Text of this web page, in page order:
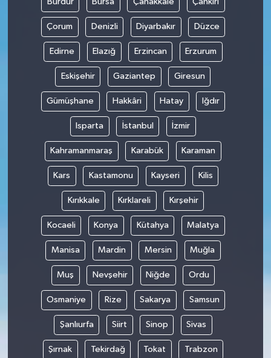
Çorum Denizli Diyarbakır Düzce
Edirne Elazığ Erzincan Erzurum
Eskişehir Gaziantep Giresun
Gümüşhane Hakkâri Hatay Iğdır
Isparta İstanbul İzmir
Kahramanmaraş Karabük Karaman
Kars Kastamonu Kayseri Kilis
Kırıkkale Kırklareli Kırşehir
Kocaeli Konya Kütahya Malatya
Manisa Mardin Mersin Muğla
Muş Nevşehir Niğde Ordu
Osmaniye Rize Sakarya Samsun
Şanlıurfa Siirt Sinop Sivas
Şırnak Tekirdağ Tokat Trabzon